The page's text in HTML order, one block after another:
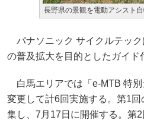
長野県の景観を電動アシスト
パナソニック サイクルテッ
の普及拡大を目的としたガイ
白馬エリアでは「e-MTB 特
変更して計6回実施する。第1
集し、7月17日に開催する。第